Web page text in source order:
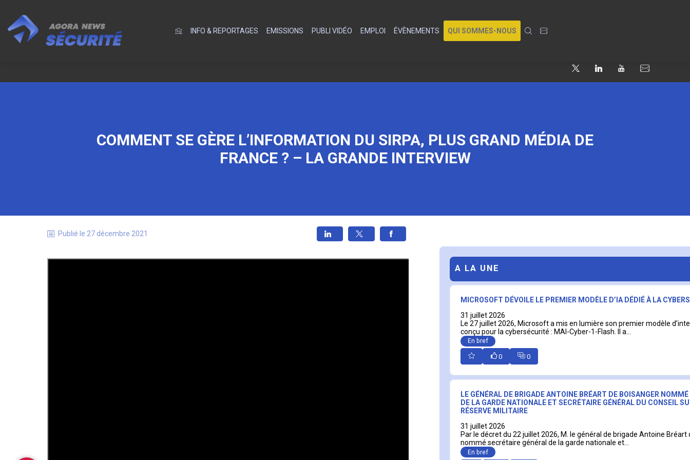
INFO & REPORTAGES EMISSIONS PUBLI VIDÉO EMPLOI ÉVÈNEMENTS QUI SOMMES-NOUS
COMMENT SE GÈRE L’INFORMATION DU SIRPA, PLUS GRAND MÉDIA DE
FRANCE ? – LA GRANDE INTERVIEW
Publié le 27 décembre 2021
A LA UNE
MICROSOFT DÉVOILE LE PREMIER MODÈLE D’IA DÉDIÉ À LA
31 juillet 2026
Le 27 juillet 2026, Microsoft a mis en lumière son premier modèle
conçu pour la cybersécurité : MAI-Cyber-1-Flash. Il a...
En bref
0 0
LE GÉNÉRAL DE BRIGADE ANTOINE BRÉART DE BOISANGER
DE LA GARDE NATIONALE ET SECRÉTAIRE GÉNÉRAL DU CONSEIL
RÉSERVE MILITAIRE
31 juillet 2026
Par le décret du 22 juillet 2026, M. le général de brigade Antoine Bréart
nommé secrétaire général de la garde nationale et...
En bref